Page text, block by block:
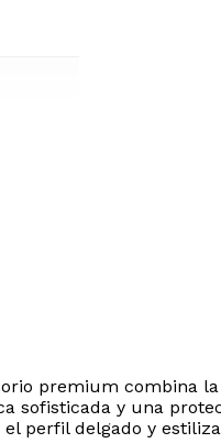
premium combina la
sofisticada y una
perfil delgado y